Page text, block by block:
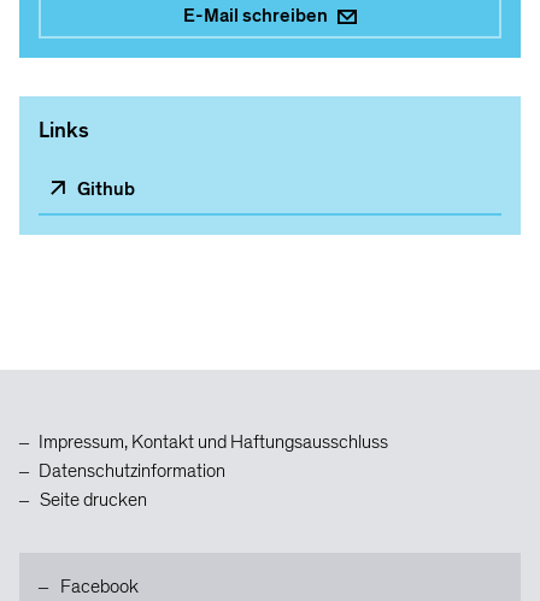
E-Mail schreiben
Links
Github
Impressum, Kontakt und Haftungsausschluss
Datenschutzinformation
Seite drucken
Facebook